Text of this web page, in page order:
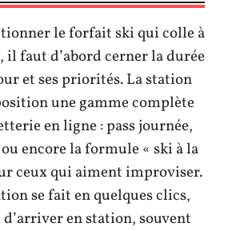
le forfait ski qui colle à
il faut d’abord cerner la durée
et ses priorités. La station
une gamme complète
en ligne : pass journée,
encore la formule « ski à la
ceux qui aiment improviser.
se fait en quelques clics,
en station, souvent